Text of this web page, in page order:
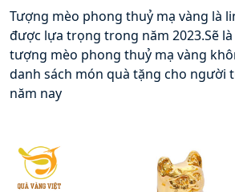
Tượng mèo phong thuỷ mạ vàng là
được lựa trọng trong năm 2023.Sẽ
tượng mèo phong thuỷ mạ vàng
danh sách món quà tặng cho người
năm nay